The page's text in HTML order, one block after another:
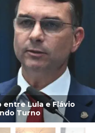
entre Lula e Flávio
Turno